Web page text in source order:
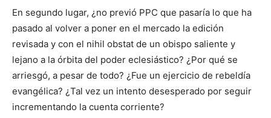
En segundo lugar, ¿no previó PPC que pasaría lo que ha
pasado al volver a poner en el mercado la edición
revisada y con el nihil obstat de un obispo saliente y
lejano a la órbita del poder eclesiástico? ¿Por qué se
arriesgó, a pesar de todo? ¿Fue un ejercicio de rebeldía
evangélica? ¿Tal vez un intento desesperado por seguir
incrementando la cuenta corriente?